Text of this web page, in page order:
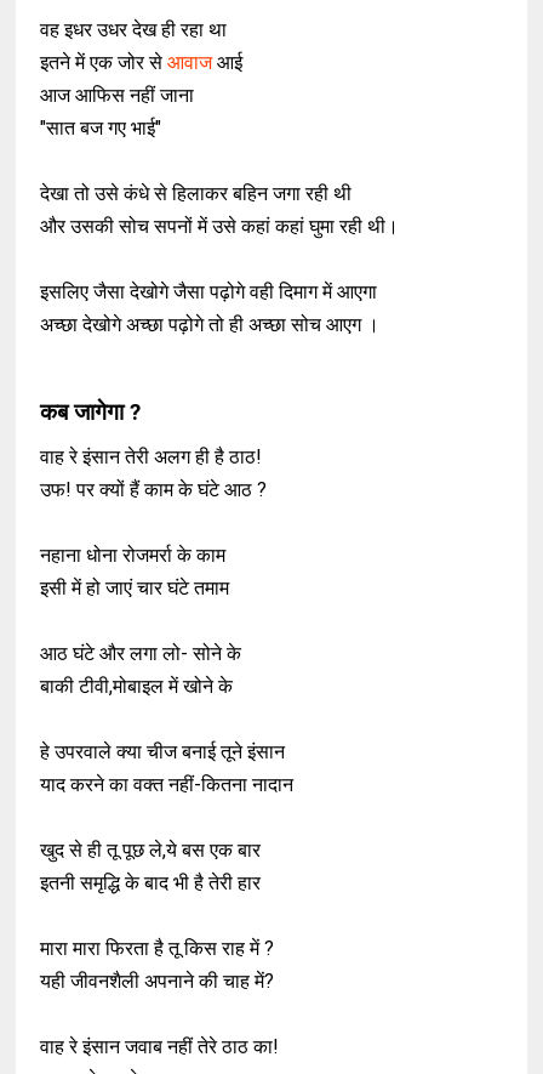
वह इधर उधर देख ही रहा था
इतने में एक जोर सेआवाजआई
आज आफिस नहीं जाना
"सात बज गए भाई"
देखा तो उसे कंधे से हिलाकर बहिन जगा रही थी
और उसकी सोच सपनों में उसे कहां कहां घुमा रही थी।
इसलिए जैसा देखोगे जैसा पढ़ोगे वही दिमाग में आएगा
अच्छा देखोगे अच्छा पढ़ोगे तो ही अच्छा सोच आएग ।
कब जागेगा ?
वाह रे इंसान तेरी अलग ही है ठाठ!
उफ! पर क्यों हैं काम के घंटे आठ ?
नहाना धोना रोजमर्रा के काम
इसी में हो जाएं चार घंटे तमाम
आठ घंटे और लगा लो- सोने के
बाकी टीवी,मोबाइल में खोने के
हे उपरवाले क्या चीज बनाई तूने इंसान
याद करने का वक्त नहीं-कितना नादान
खुद से ही तू पूछ ले,ये बस एक बार
इतनी समृद्धि के बाद भी है तेरी हार
मारा मारा फिरता है तू किस राह में ?
यही जीवनशैली अपनाने की चाह में?
वाह रे इंसान जवाब नहीं तेरे ठाठ का!